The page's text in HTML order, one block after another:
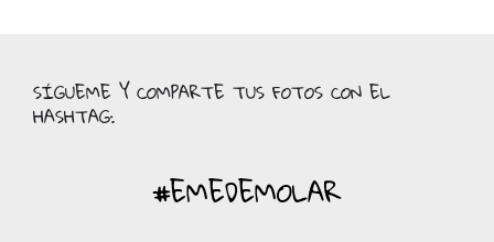
SÍGUEME Y COMPARTE TUS FOTOS CON EL
HASHTAG:
#EMEDEMOLAR